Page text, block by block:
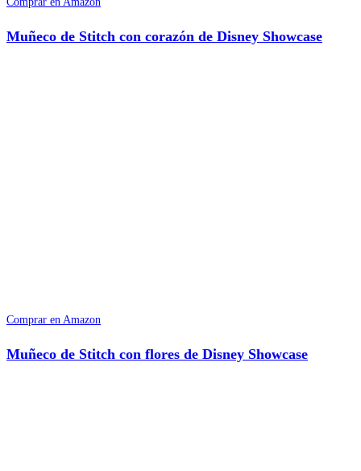
Muñeco de Stitch con corazón de Disney Showcase
Comprar en Amazon
Muñeco de Stitch con flores de Disney Showcase